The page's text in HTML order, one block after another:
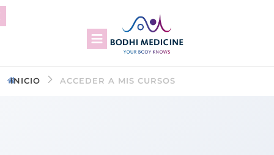
INICIO ACCEDER A MIS CURSOS